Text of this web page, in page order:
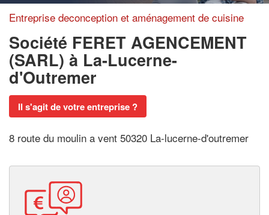
Entreprise deconception et aménagement de cuisine
Société FERET AGENCEMENT
(SARL) à La-Lucerne-
d'Outremer
Il s'agit de votre entreprise ?
8 route du moulin a vent 50320 La-lucerne-d'outremer